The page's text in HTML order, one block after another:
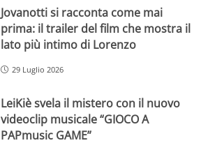
Jovanotti si racconta come mai
prima: il trailer del film che mostra il
lato più intimo di Lorenzo
29 Luglio 2026
LeiKiè svela il mistero con il nuovo
videoclip musicale “GIOCO A
PAPmusic GAME”